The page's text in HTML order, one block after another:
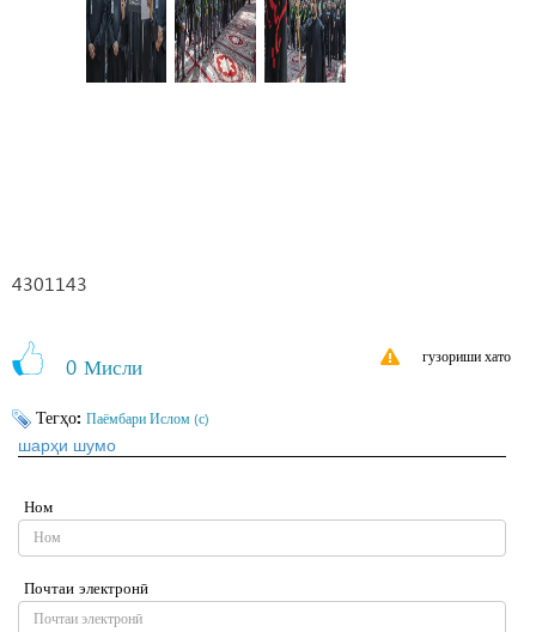
4301143
0 Мисли гузориши хато
Тегҳо: Паёмбари Ислом (с)
шарҳи шумо
Ном
Почтаи электронӣ